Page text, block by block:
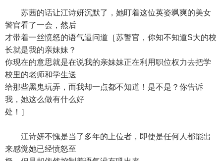
苏茜的话让江诗妍沉默了，她盯着这位英姿飒爽的美女
警官看了一会，然后
才带着一丝愤怒的语气逼问道［苏警官，你知不知道S大的校
长就是我的亲妹妹？
你现在的意思就是在说我的亲妹妹正在利用职位权力去把学
校里的老师和学生送
给那些黑鬼玩弄，而我却一点都不知道！是不是？你告诉
我，她这么做有什么好
处！］
江诗妍不愧是当了多年的上位者，即使是任何人都能出
来感觉她已经愤怒至